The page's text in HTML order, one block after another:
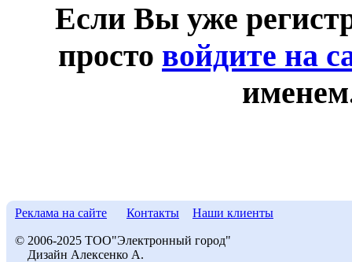
Если Вы уже
просто войдите на
Реклама на сайте Контакты Наши клиенты
© 2006-2025 ТОО"Электронный город"
Дизайн Алексенко А.